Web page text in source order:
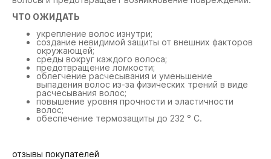
ЧТО ОЖИДАТЬ
укрепление волос изнутри;
создание невидимой защиты от внешних факторов
окружающей;
среды вокруг каждого волоса;
предотвращение ломкости;
облегчение расчесывания и уменьшение
выпадения волос из-за физических трений в виде
расчесывания волос;
повышение уровня прочности и эластичности
волос;
обеспечение термозащиты до 232 ° C.
отзывы покупателей